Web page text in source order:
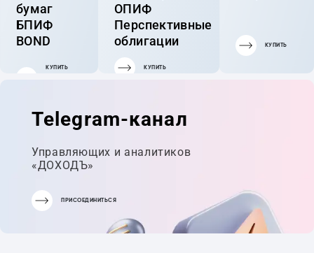
бумаг
БПИФ
BOND
КУПИТЬ
ОПИФ
Перспективные
облигации
КУПИТЬ
КУПИТЬ
Telegram-канал
Управляющих и аналитиков
«ДОХОДЪ»
ПРИСОЕДИНИТЬСЯ